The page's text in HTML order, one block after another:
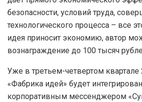
безопасности, условий труда,
технологического процесса – все
идея приносит экономию, автор
вознаграждение до 100 тысяч
Уже в третьем-четвертом квартале
«Фабрика идей» будет
корпоративным мессенджером